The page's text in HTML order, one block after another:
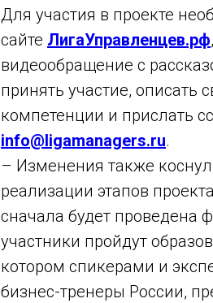
Для участия в проекте
сайте ЛигаУправленцев.рф
видеообращение с
принять участие, описать
компетенции и прислать
info@ligamanagers.ru.
– Изменения также
реализации этапов
сначала будет проведена
участники пройдут
котором спикерами и
бизнес-тренеры России,